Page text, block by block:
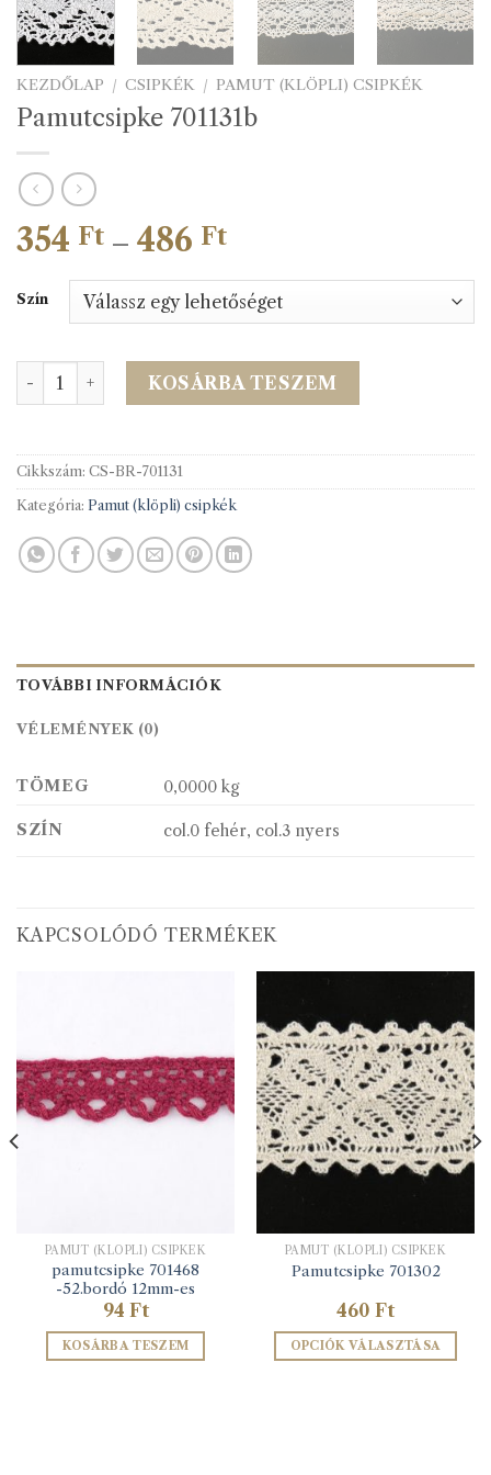
KEZDŐLAP / CSIPKÉK / PAMUT (KLÖPLI) CSIPKÉK
Pamutcsipke 701131b
354 Ft – 486 FtÁrtartomány:
-
486 Ft
Szín
Pamutcsipke 701131b mennyiség
KOSÁRBA TESZEM
Cikkszám: CS-BR-701131
Kategória: Pamut (klöpli) csipkék
TOVÁBBI INFORMÁCIÓK
VÉLEMÉNYEK (0)
TÖMEG 0,0000 kg
SZÍN col.0 fehér, col.3 nyers
KAPCSOLÓDÓ TERMÉKEK
PAMUT (KLÖPLI) CSIPKÉK
pamutcsipke 701468
-52.bordó 12mm-es
94 Ft
KOSÁRBA TESZEM
PAMUT (KLÖPLI) CSIPKÉK
Pamutcsipke 701302
460 Ft
OPCIÓK VÁLASZTÁSA